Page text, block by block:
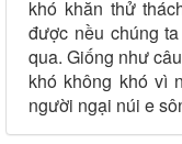
khó khăn thử
được nều chúng
qua. Giống như
khó không khó vì
người ngại núi e